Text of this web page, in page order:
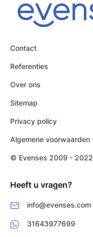
Contact
Referenties
Over ons
Sitemap
Privacy policy
Algemene voorwaarden
© Evenses 2009 - 2022
Heeft u vragen?
info@evenses.com
31643977699